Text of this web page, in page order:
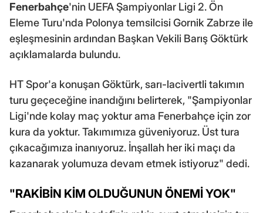
Fenerbahçe'nin UEFA Şampiyonlar Ligi 2. Ön
Eleme Turu'nda Polonya temsilcisi Gornik Zabrze ile
eşleşmesinin ardından Başkan Vekili Barış Göktürk
açıklamalarda bulundu.
HT Spor'a konuşan Göktürk, sarı-lacivertli takımın
turu geçeceğine inandığını belirterek, "Şampiyonlar
Ligi'nde kolay maç yoktur ama Fenerbahçe için zor
kura da yoktur. Takımımıza güveniyoruz. Üst tura
çıkacağımıza inanıyoruz. İnşallah her iki maçı da
kazanarak yolumuza devam etmek istiyoruz" dedi.
"RAKİBİN KİM OLDUĞUNUN ÖNEMİ YOK"